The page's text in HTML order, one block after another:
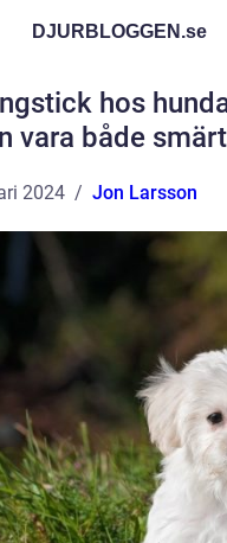
DJURBLOGGEN.se
hos
vara både
2024 Jon Larsson